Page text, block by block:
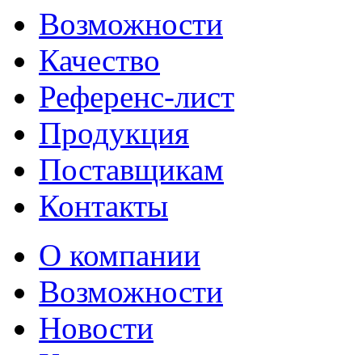
Возможности
Качество
Референс-лист
Продукция
Поставщикам
Контакты
О компании
Возможности
Новости